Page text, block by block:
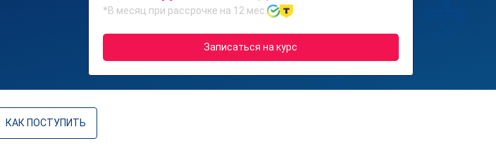
*В месяц при рассрочке на 12 мес.
Записаться на курс
КАК ПОСТУПИТЬ